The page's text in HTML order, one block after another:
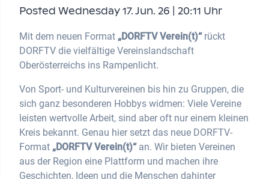
Posted Wednesday 17. Jun. 26 | 20:11 Uhr
Mit dem neuen Format „DORFTV Verein(t)“rückt
DORFTV die vielfältige Vereinslandschaft
Oberösterreichs ins Rampenlicht.
Von Sport- und Kulturvereinen bis hin zu Gruppen, die
sich ganz besonderen Hobbys widmen: Viele Vereine
leisten wertvolle Arbeit, sind aber oft nur einem kleinen
Kreis bekannt. Genau hier setzt das neue DORFTV-
Format „DORFTV Verein(t)“an. Wir bieten Vereinen
aus der Region eine Plattform und machen ihre
Geschichten, Ideen und die Menschen dahinter